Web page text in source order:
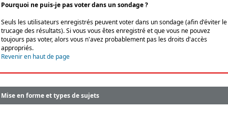
Pourquoi ne puis-je pas voter dans un sondage ?
Seuls les utilisateurs enregistrés peuvent voter dans un sondage (afin d'éviter le
trucage des résultats). Si vous vous êtes enregistré et que vous ne pouvez
toujours pas voter, alors vous n'avez probablement pas les droits d'accès
appropriés.
Revenir en haut de page
Mise en forme et types de sujets